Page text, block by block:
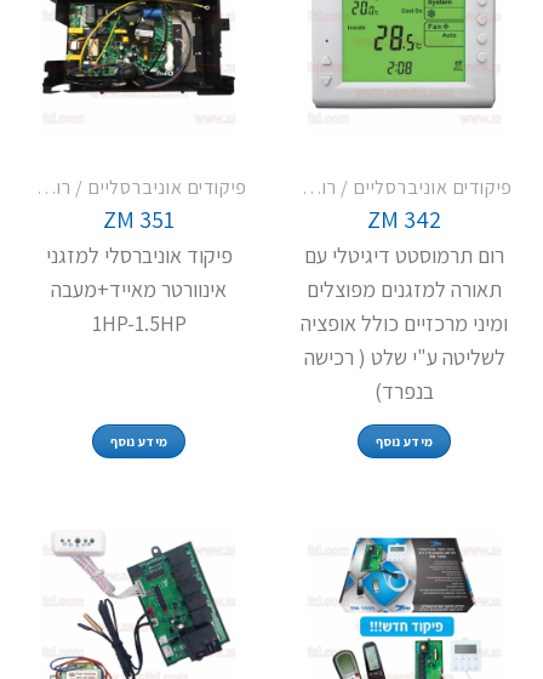
פיקודים אוניברסליים / רום תרמוסטט
ZM 342
רום תרמוסטט דיגיטלי עם
תאורה למזגנים מפוצלים
ומיני מרכזיים כולל אופציה
לשליטה ע"י שלט ( רכישה
בנפרד)
מידע נוסף
פיקודים אוניברסליים / רום תרמוסטט
ZM 351
פיקוד אוניברסלי למזגני
אינוורטר מאייד+מעבה
1HP-1.5HP
מידע נוסף